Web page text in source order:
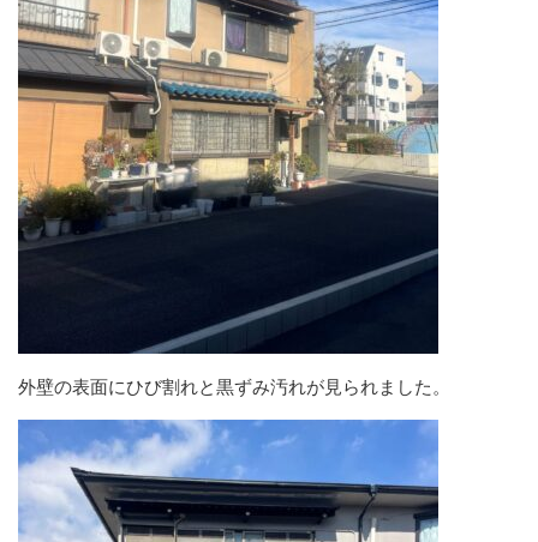
外壁の表面にひび割れと黒ずみ汚れが見られました。